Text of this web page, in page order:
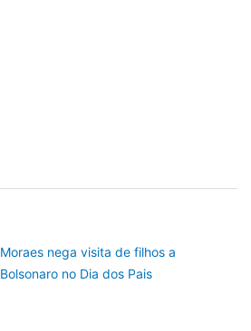
Moraes nega visita de filhos a
Bolsonaro no Dia dos Pais